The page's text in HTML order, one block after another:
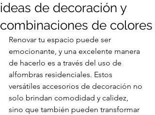
ideas de decoración y
combinaciones de colores
Renovar tu espacio puede ser
emocionante, y una excelente manera
de hacerlo es a través del uso de
alfombras residenciales. Estos
versátiles accesorios de decoración no
solo brindan comodidad y calidez,
sino que también pueden transformar